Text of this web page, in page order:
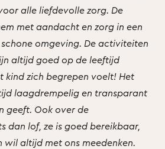
alle liefdevolle zorg. De
met aandacht en zorg in een
omgeving. De activiteiten
altijd goed op de leeftijd
kind zich begrepen voelt! Het
laagdrempelig en transparant
geeft. Ook over de
dan lof, ze is goed bereikbaar,
wil altijd met ons meedenken.